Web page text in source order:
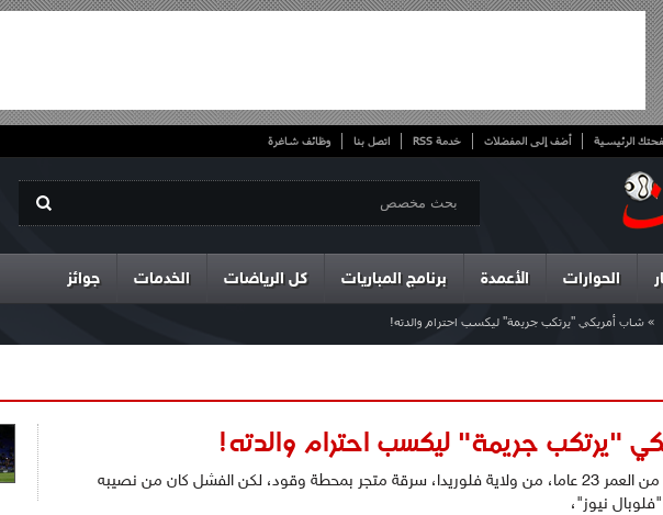
الرئيسية أضف إلى المفضلات خدمة RSS اتصل بنا وظائف شاغرة
الحوارات الأعمدة برنامج المباريات كل الرياضات الخدمات جوائز
» شاب أمريكي "يرتكب جريمة" ليكسب احترام والدته!
"يرتكب جريمة" ليكسب احترام والدته!
حاول شاب يبلغ من العمر 23 عاما، من ولاية فلوريدا، سرقة متجر بمحطة وقود، لكن الفشل كان من نصيبه
نيوز"،